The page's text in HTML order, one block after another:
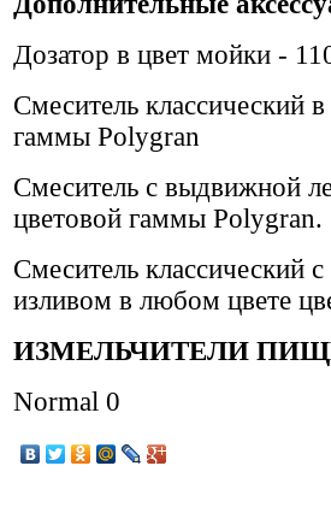
Дозатор в цвет мойки -
Смеситель классический
гаммы Polygran
Смеситель с выдвижной
цветовой гаммы Polygran.
Смеситель классический
изливом в любом цвете
ИЗМЕЛЬЧИТЕЛИ
Normal 0